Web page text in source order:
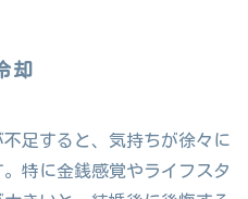
却
足すると、気持ちが徐々に
特に金銭感覚やライフスタ